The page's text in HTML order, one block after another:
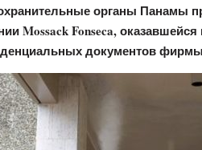
органы Панамы
Mossack Fonseca,
документов